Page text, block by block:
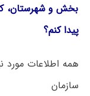
بخش و شهرستان،
پیدا کنم؟
همه اطلاعات مورد